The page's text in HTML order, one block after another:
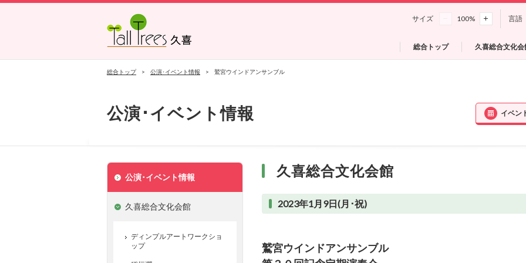
総合トップ 久喜総合文化会
サイズ 100% 言語
総合トップ 公演･イベント情報 鷲宮ウインドアンサンブル
公演･イベント情報 イベン
久喜総合文化会館
2023年1月9日(月･祝)
鷲宮ウインドアンサンブル
公演･イベント情報
久喜総合文化会館
ディンプルアートワークショ
ップ